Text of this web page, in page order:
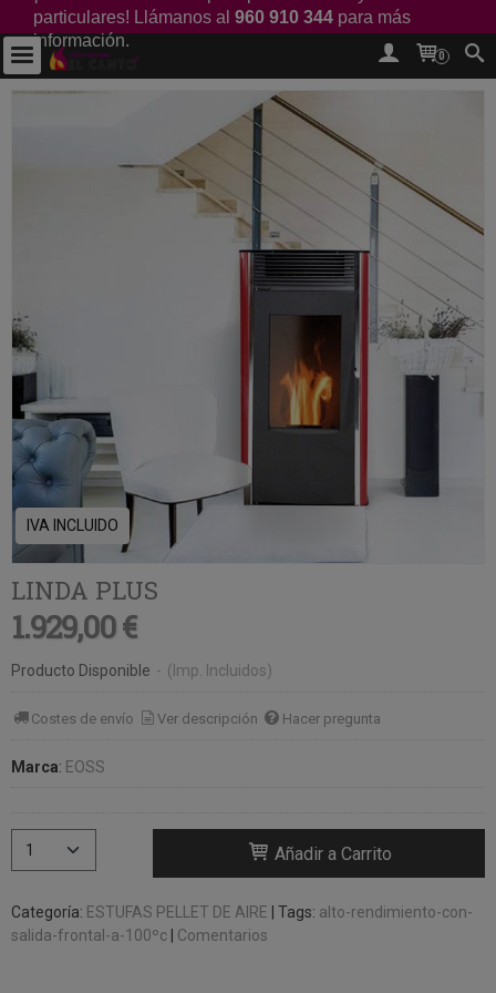
particulares! Llámanos al 960 910 344 para más
información.
0
IVA INCLUIDO
LINDA PLUS
1.929,00 €
Producto Disponible - (Imp. Incluidos)
Costes de envío Ver descripción Hacer pregunta
Marca: EOSS
Añadir a Carrito
Categoría: ESTUFAS PELLET DE AIRE | Tags: alto-rendimiento-con-
salida-frontal-a-100ºc | Comentarios